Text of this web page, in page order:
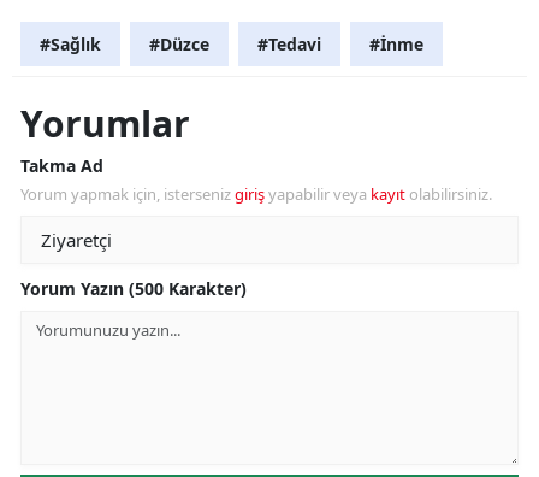
#Sağlık #Düzce #Tedavi #İnme
Yorumlar
Takma Ad
Yorum yapmak için, istersenizgirişyapabilir veya kayıt olabilirsiniz.
Yorum Yazın (500 Karakter)